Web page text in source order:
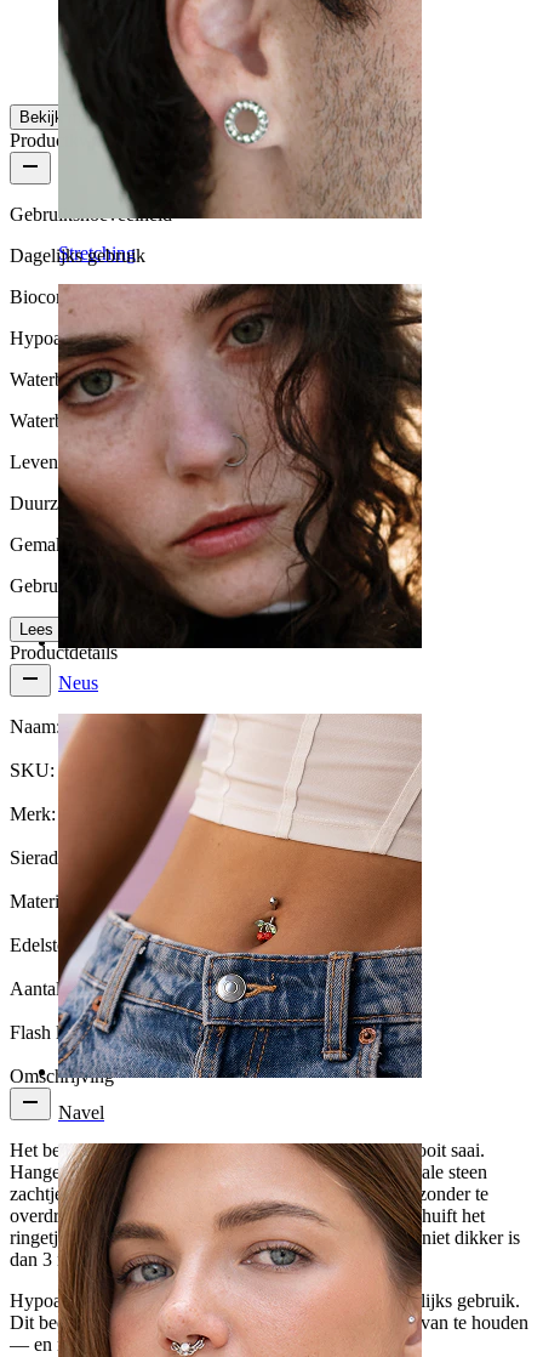
Stretching
Neus
Navel
Amy Geverifieerde aankoop
Vertaald door AI Toon origineel
Bekijk meer
Productkwaliteit
Gebruikshoeveelheid
Dagelijks gebruik
Biocompatibiliteit
Hypoallergeen
Waterbestendigheid
Waterbestendig
Levensduur
Duurzaam
Gemak van gebruik
Gebruikersvriendelijk
Lees meer
Productdetails
Naam: Bedeltje met ovale steen
SKU:Charm-07
Merk: Bodymod Trend
Sieraden type: Bedel
Materiaal: Titanium
Edelsteen type:Zirkonia
Aantal eenheden:1
Flash label:3 voor 2
Omschrijving
Het bedeltje met ovale steen houdt het simpel, maar nooit saai.
Hangend aan een fijne titanium ketting beweegt de ovale steen
zachtjes met je mee, en brengt zo leven in je sieraden zonder te
overdrijven. Het is zo’n detail dat overal bij past. Je schuift het
ringetje gemakkelijk over je favoriete ring, zolang die niet dikker is
dan 3 mm.
Hypoallergeen, waterbestendig en gemaakt voor dagelijks gebruik.
Dit bedeltje is makkelijk toe te voegen, makkelijk om van te houden
— en nog makkelijker om te blijven dragen.